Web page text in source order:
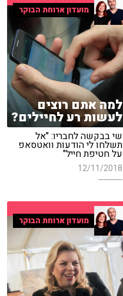
מועדון ארוחת הבוקר
למה אתם רוצים
לעשות רע לחיילים?
שי בבקשה לחבריו: "אל
תשלחו לי הודעות וואטסאפ
על חטיפת חייל"
12/11/2018
מועדון ארוחת הבוקר